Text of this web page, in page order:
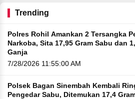
Trending
Polres Rohil Amankan 2 Tersangka
Narkoba, Sita 17,95 Gram Sabu dan
Ganja
7/28/2026 11:55:00 AM
Polsek Bagan Sinembah Kembali
Pengedar Sabu, Ditemukan 17,4